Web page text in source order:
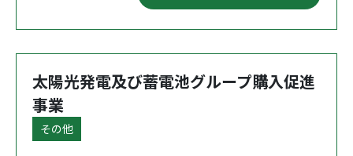
太陽光発電及び蓄電池グループ購入促進
事業
その他